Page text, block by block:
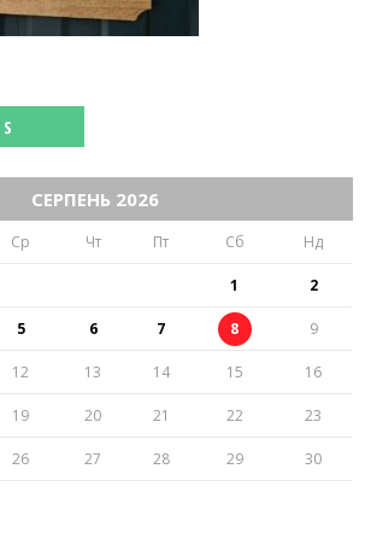
СЕРПЕНЬ 2026
Ср Чт Пт Сб Нд
1 2
5 6 7 8 9
12 13 14 15 16
19 20 21 22 23
26 27 28 29 30